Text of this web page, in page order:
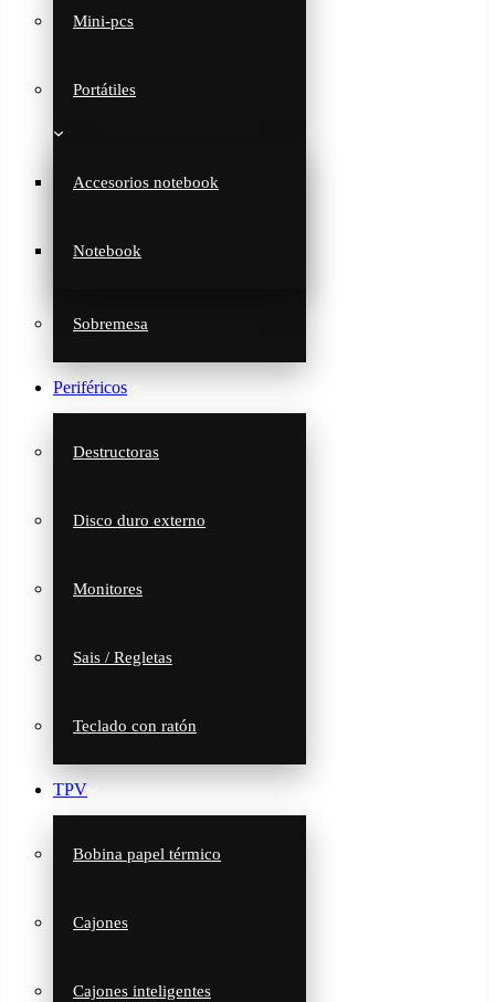
Mini-pcs
Portátiles
Accesorios notebook
Notebook
Sobremesa
Periféricos
Destructoras
Disco duro externo
Monitores
Sais / Regletas
Teclado con ratón
TPV
Bobina papel térmico
Cajones
Cajones inteligentes